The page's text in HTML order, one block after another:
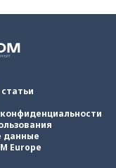
данные
Europe